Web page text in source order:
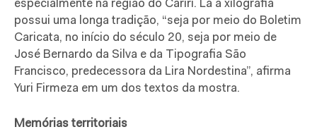
especialmente na região do Cariri. Lá a xilografia
possui uma longa tradição, “seja por meio do Boletim
Caricata, no início do século 20, seja por meio de
José Bernardo da Silva e da Tipografia São
Francisco, predecessora da Lira Nordestina”, afirma
Yuri Firmeza em um dos textos da mostra.
Memórias territoriais